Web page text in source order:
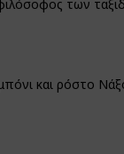
των
και ρόστο